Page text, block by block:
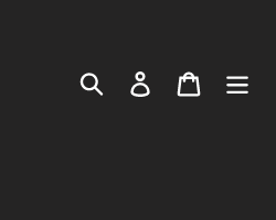
SuchenEinloggen